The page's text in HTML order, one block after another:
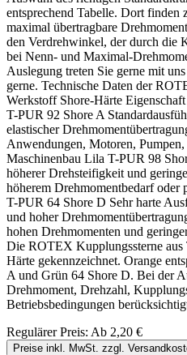
entsprechend Tabelle. Dort finden
maximal übertragbare
den Verdrehwinkel, der durch die
bei Nenn- und Maximal-
Auslegung treten Sie gerne mit
gerne. Technische Daten der
Werkstoff Shore-Härte
T-PUR 92 Shore A
elastischer
Anwendungen, Motoren,
Maschinenbau Lila T-PUR 98
höherer Drehsteifigkeit und
höherem Drehmomentbedarf oder
T-PUR 64 Shore D Sehr harte
und hoher
hohen Drehmomenten und
Die ROTEX Kupplungssterne
Härte gekennzeichnet. Orange
A und Grün 64 Shore D. Bei der
Drehmoment, Drehzahl,
Betriebsbedingungen
Regulärer Preis: Ab 2,20 €
Preise inkl. MwSt. zzgl.